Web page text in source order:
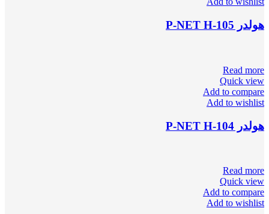
هولدر P-NET H-105
Read more
Quick view
Add to compare
Add to wishlist
هولدر P-NET H-104
Read more
Quick view
Add to compare
Add to wishlist